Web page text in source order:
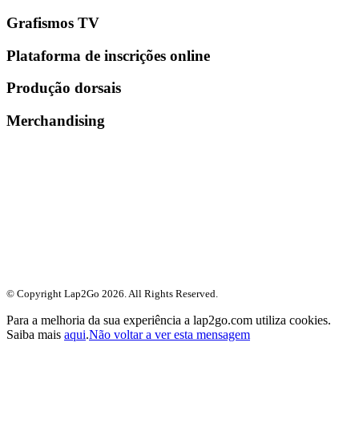
Grafismos TV
Plataforma de inscrições online
Produção dorsais
Merchandising
© Copyright Lap2Go 2026 . All Rights Reserved.
Para a melhoria da sua experiência a lap2go.com utiliza cookies.
Saiba mais aqui.Não voltar a ver esta mensagem